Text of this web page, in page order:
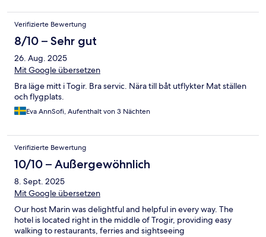
Verifizierte Bewertung
8/10 – Sehr gut
26. Aug. 2025
Mit Google übersetzen
Bra läge mitt i Togir. Bra servic. Nära till båt utflykter Mat ställen
och flygplats.
Eva AnnSofi, Aufenthalt von 3 Nächten
Verifizierte Bewertung
10/10 – Außergewöhnlich
8. Sept. 2025
Mit Google übersetzen
Our host Marin was delightful and helpful in every way. The
hotel is located right in the middle of Trogir, providing easy
walking to restaurants, ferries and sightseeing